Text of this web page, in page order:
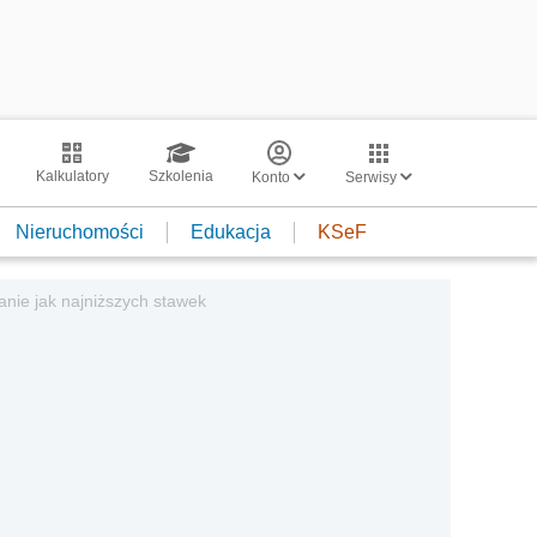
Kalkulatory Szkolenia Konto Serwisy
Nieruchomości Edukacja KSeF
jak najniższych stawek